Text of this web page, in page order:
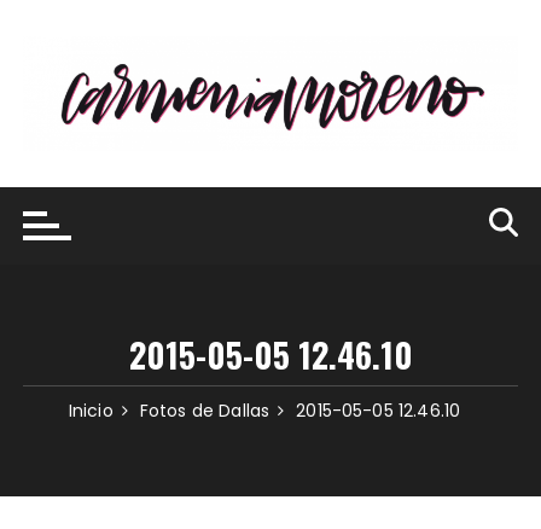
contenido
2015-05-05 12.46.10
Inicio Fotos de Dallas 2015-05-05 12.46.10